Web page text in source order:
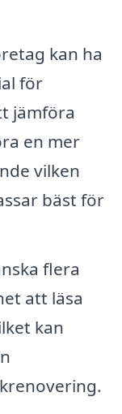
kan ha
för
jämföra
en mer
vilken
bäst för
flera
att läsa
kan